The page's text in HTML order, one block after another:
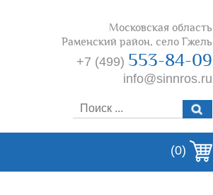
Московская область
Раменский район, село Гжель
+7 (499) 553-84-09
info@sinnros.ru
(0)